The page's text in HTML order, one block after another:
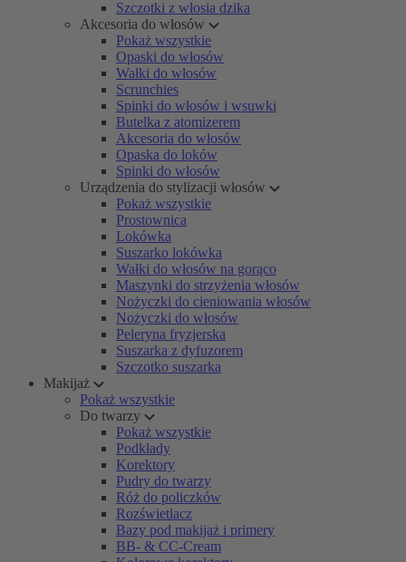
Szczotki z włosia dzika
Akcesoria do włosów
Pokaż wszystkie
Opaski do włosów
Wałki do włosów
Scrunchies
Spinki do włosów i wsuwki
Butelka z atomizerem
Akcesoria do włosów
Opaska do loków
Spinki do włosów
Urządzenia do stylizacji włosów
Pokaż wszystkie
Prostownica
Lokówka
Suszarko lokówka
Wałki do włosów na gorąco
Maszynki do strzyżenia włosów
Nożyczki do cieniowania włosów
Nożyczki do włosów
Peleryna fryzjerska
Suszarka z dyfuzorem
Szczotko suszarka
Makijaż
Pokaż wszystkie
Do twarzy
Pokaż wszystkie
Podkłady
Korektory
Pudry do twarzy
Róż do policzków
Rozświetlacz
Bazy pod makijaż i primery
BB- & CC-Cream